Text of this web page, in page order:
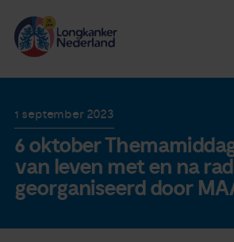
Longkanker
Leven met
Ervaringen
1 september 2023
6 oktober
van leven met en na
georganiseerd door